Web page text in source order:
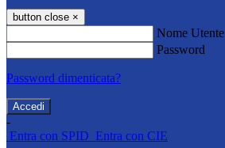
button close ×
Nome Utente
Password
Password dimenticata?
-
Entra con SPID Entra con CIE